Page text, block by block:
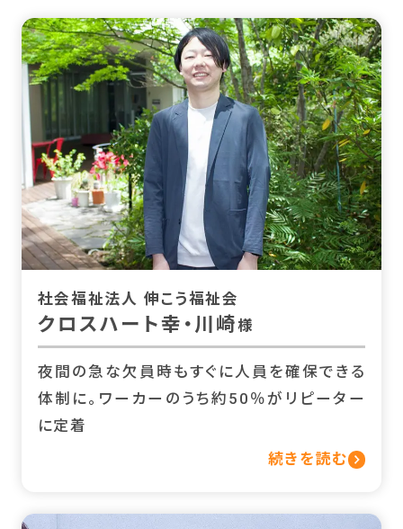
社会福祉法人 伸こう福祉会
クロスハート幸・川崎様
夜間の急な欠員時もすぐに人員を確保できる
体制に。ワーカーのうち約50％がリピーター
に定着
続きを読む